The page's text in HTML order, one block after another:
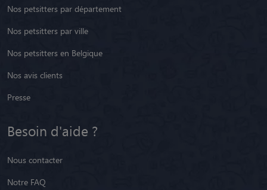
Nos petsitters par département
Nos petsitters par ville
Nos petsitters en Belgique
Nos avis clients
Presse
Besoin d'aide ?
Nous contacter
Notre FAQ